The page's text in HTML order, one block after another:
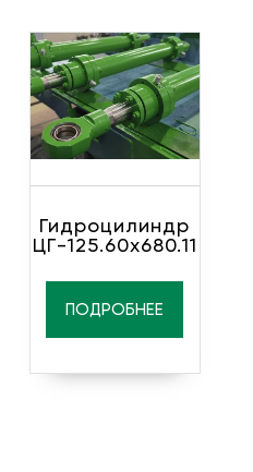
Гидроцилиндр
ЦГ-125.60х680.11
ПОДРОБНЕЕ